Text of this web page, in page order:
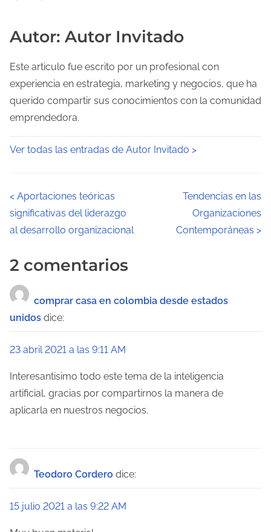
Autor: Autor Invitado
Este articulo fue escrito por un profesional con
experiencia en estrategia, marketing y negocios, que ha
querido compartir sus conocimientos con la comunidad
emprendedora.
Ver todas las entradas de Autor Invitado >
N
a
e
g
a
c
i
ó
n
e
n
< Aportaciones teóricas
significativas del liderazgo
al desarrollo organizacional
Tendencias en las
Organizaciones
Contemporáneas >
2 comentarios
comprar casa en colombia desde estados
unidos dice:
23 abril 2021 a las 9:11 AM
Interesantisimo todo este tema de la inteligencia
artificial, gracias por compartirnos la manera de
aplicarla en nuestros negocios.
Teodoro Cordero dice:
15 julio 2021 a las 9:22 AM